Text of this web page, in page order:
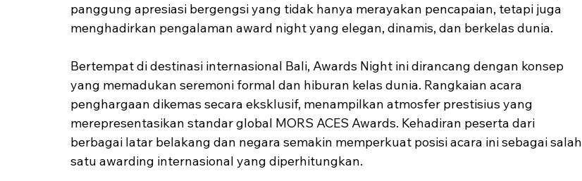
panggung apresiasi bergengsi yang tidak hanya merayakan pencapaian, tetapi juga
menghadirkan pengalaman award night yang elegan, dinamis, dan berkelas dunia.
Bertempat di destinasi internasional Bali, Awards Night ini dirancang dengan konsep
yang memadukan seremoni formal dan hiburan kelas dunia. Rangkaian acara
penghargaan dikemas secara eksklusif, menampilkan atmosfer prestisius yang
merepresentasikan standar global MORS ACES Awards. Kehadiran peserta dari
berbagai latar belakang dan negara semakin memperkuat posisi acara ini sebagai salah
satu awarding internasional yang diperhitungkan.